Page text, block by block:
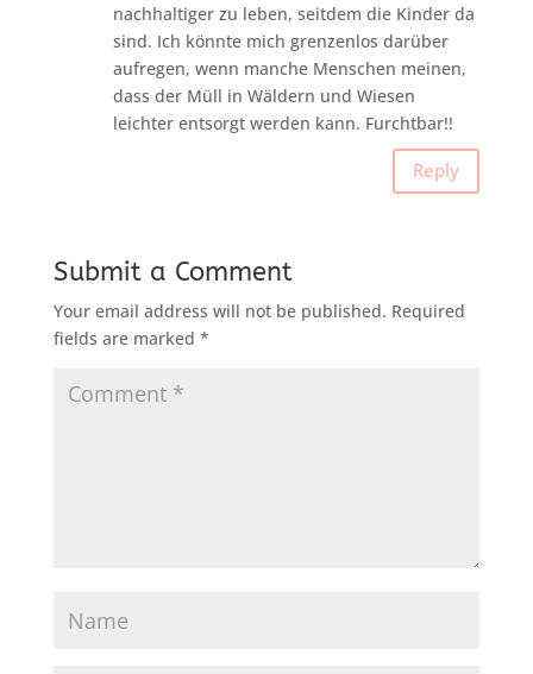
nachhaltiger zu leben, seitdem die Kinder da
sind. Ich könnte mich grenzenlos darüber
aufregen, wenn manche Menschen meinen,
dass der Müll in Wäldern und Wiesen
leichter entsorgt werden kann. Furchtbar!!
Reply
Submit a Comment
Your email address will not be published. Required
fields are marked *